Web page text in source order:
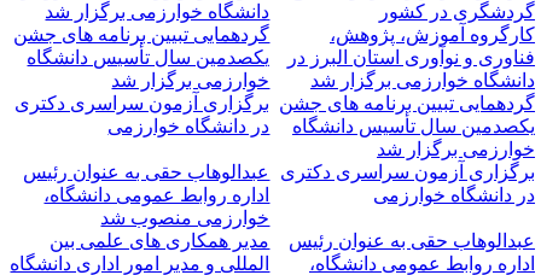
در کشور
دانشگاه خوارزمی برگزار شد
آموزش، پژوهش،
و نوآوری استان البرز در
خوارزمی برگزار شد
گردهمایی تبیین برنامه های جشن
یکصدمین سال تأسیس دانشگاه
خوارزمی برگزار شد
تبیین برنامه های جشن
سال تأسیس دانشگاه
برگزار شد
برگزاری آزمون سراسری دکتری
در دانشگاه خوارزمی
آزمون سراسری دکتری
دانشگاه خوارزمی
عبدالوهاب حقی به عنوان رئیس
اداره روابط عمومی دانشگاه،
خوارزمی منصوب شد
حقی به عنوان رئیس
روابط عمومی دانشگاه،
مدیر همکاری های علمی بین
المللی و مدیر امور اداری دانشگاه